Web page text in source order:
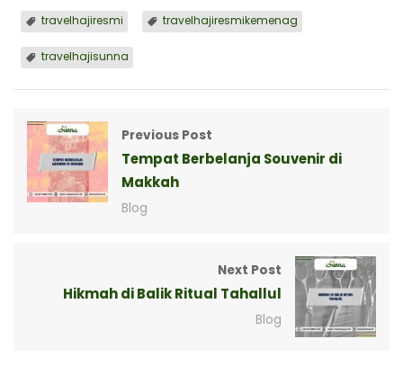
travelhajiresmi travelhajiresmikemenag
travelhajisunna
Previous Post
Tempat Berbelanja Souvenir di
Makkah
Blog
Next Post
Hikmah di Balik Ritual Tahallul
Blog